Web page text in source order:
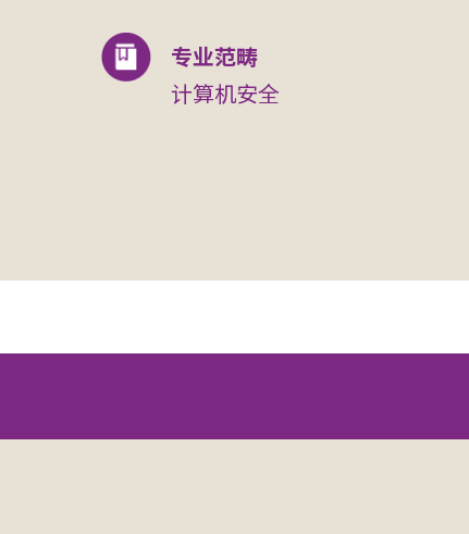
专业范畴
计算机安全